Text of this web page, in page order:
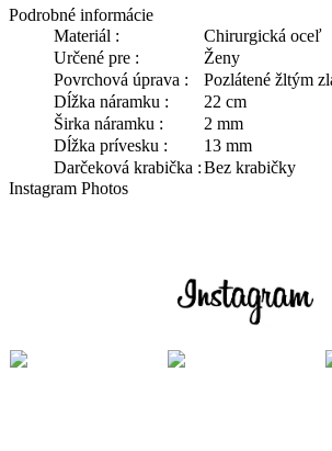
Podrobné informácie
Materiál :
Chirurgická oceľ
Určené pre :
Ženy
Povrchová úprava :
Pozlátené žltým
Dĺžka náramku :
22 cm
Širka náramku :
2 mm
Dĺžka prívesku :
13 mm
Darčeková krabička :Bez krabičky
Instagram Photos